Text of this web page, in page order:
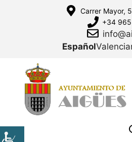
Carrer Mayor,
+34
Español